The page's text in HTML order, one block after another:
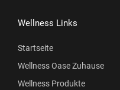
Wellness Links
Startseite
Wellness Oase Zuhause
Wellness Produkte